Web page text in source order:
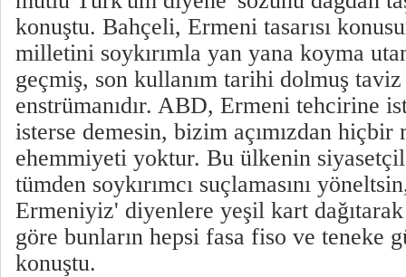
konuştu. Bahçeli, Ermeni tasarısı
milletini soykırımla yan yana koyma
geçmiş, son kullanım tarihi dolmuş
enstrümanıdır. ABD, Ermeni tehcirine
isterse demesin, bizim açımızdan hiçbir
ehemmiyeti yoktur. Bu ülkenin
tümden soykırımcı suçlamasını
Ermeniyiz' diyenlere yeşil kart
göre bunların hepsi fasa fiso ve teneke
konuştu.